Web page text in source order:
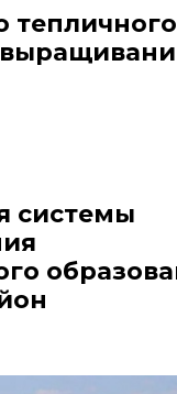
тепличного
системы